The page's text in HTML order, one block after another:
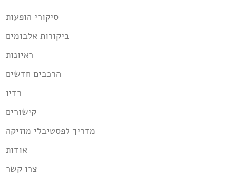
סיקורי הופעות
ביקורות אלבומים
ראיונות
הרכבים חדשים
רדיו
קישורים
מדריך לפסטיבלי מוזיקה
אודות
צרו קשר